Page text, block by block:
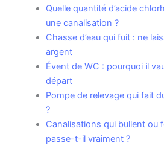
Quelle quantité d’acide
une canalisation ?
Chasse d’eau qui fuit : ne
argent
Évent de WC : pourquoi il
départ
Pompe de relevage qui fait
?
Canalisations qui bullent ou
passe-t-il vraiment ?